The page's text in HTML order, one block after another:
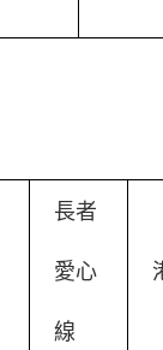
長者
愛心
線